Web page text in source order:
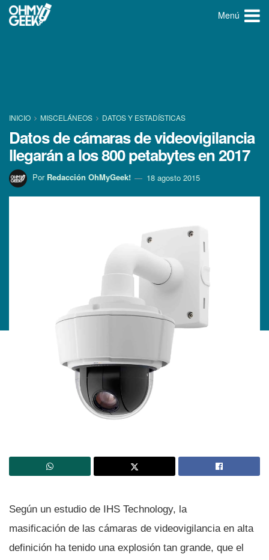
Menú
INICIO MISCELÁNEOS DATOS Y ESTADÍ­STICAS
Datos de cámaras de videovigilancia
llegarán a los 800 petabytes en 2017
Por Redacción OhMyGeek! 18 agosto 2015
Según un estudio de IHS Technology, la
masificación de las cámaras de videovigilancia en alta
definición ha tenido una explosión tan grande, que el